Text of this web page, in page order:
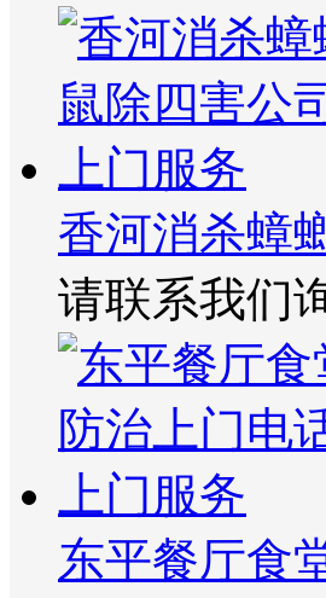
香河消杀蟑
请联系我们
东平餐厅食